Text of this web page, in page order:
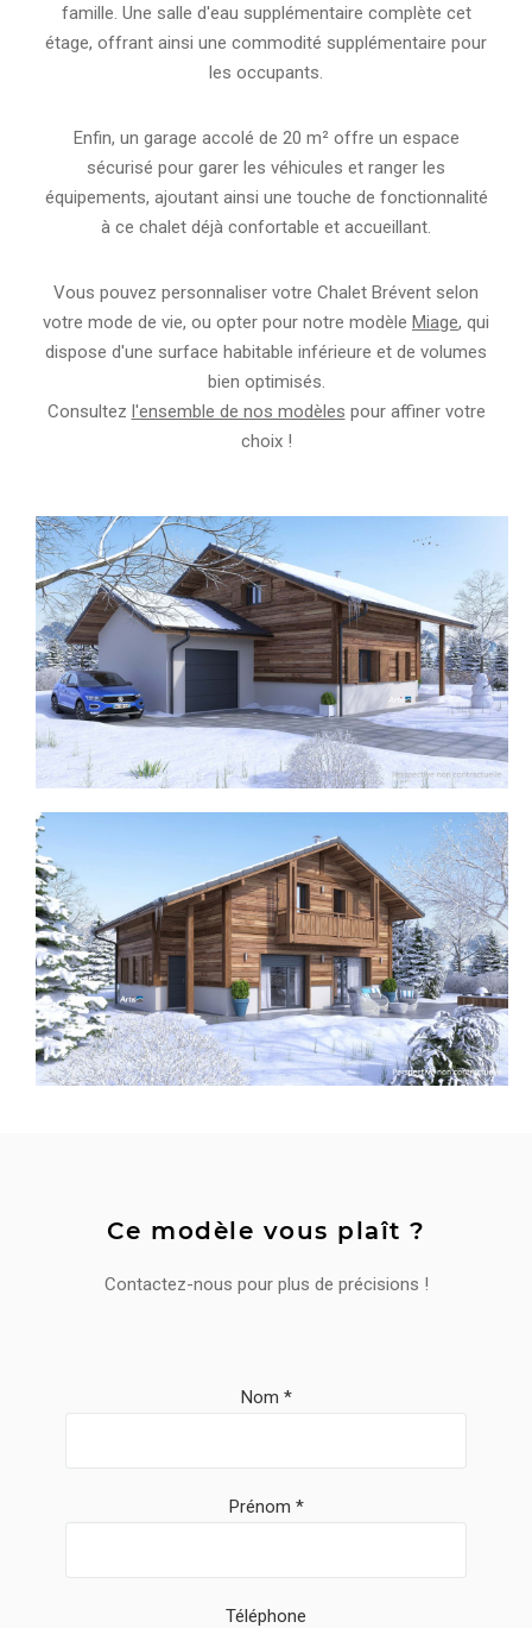
famille. Une salle d'eau supplémentaire complète cet
étage, offrant ainsi une commodité supplémentaire pour
les occupants.
Enfin, un garage accolé de 20 m² offre un espace
sécurisé pour garer les véhicules et ranger les
équipements, ajoutant ainsi une touche de fonctionnalité
à ce chalet déjà confortable et accueillant.
Vous pouvez personnaliser votre Chalet Brévent selon
votre mode de vie, ou opter pour notre modèle Miage, qui
dispose d'une surface habitable inférieure et de volumes
bien optimisés.
Consultez l'ensemble de nos modèles pour affiner votre
choix !
Ce modèle vous plaît ?
Contactez-nous pour plus de précisions !
Nom
Prénom
Téléphone